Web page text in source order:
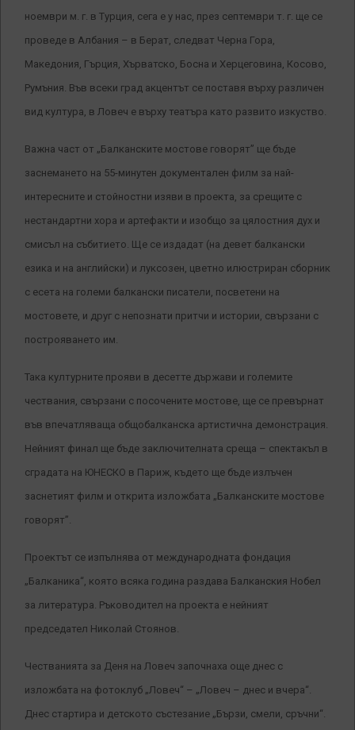
ноември м. г. в Турция, сега е у нас, през септември т. г. ще се
проведе в Албания – в Берат, следват Черна Гора,
Македония, Гърция, Хърватско, Босна и Херцеговина, Косово,
Румъния. Във всеки град акцентът се поставя върху различен
вид култура, в Ловеч е върху театъра като развито изкуство.
Важна част от „Балканските мостове говорят” ще бъде
заснемането на 55-минутен документален филм за най-
интересните и стойностни изяви в проекта, за срещите с
нестандартни хора и артефакти и изобщо за цялостния дух и
смисъл на събитието. Ще се издадат (на девет балкански
езика и на английски) и луксозен, цветно илюстриран сборник
с есета на големи балкански писатели, посветени на
мостовете, и друг с непознати притчи и истории, свързани с
построяването им.
Така културните прояви в десетте държави и големите
чествания, свързани с посочените мостове, ще се превърнат
във впечатляваща общобалканска артистична демонстрация.
Нейният финал ще бъде заключителната среща – спектакъл в
сградата на ЮНЕСКО в Париж, където ще бъде излъчен
заснетият филм и открита изложбата „Балканските мостове
говорят”.
Проектът се изпълнява от международната фондация
„Балканика“, която всяка година раздава Балканския Нобел
за литература. Ръководител на проекта е нейният
председател Николай Стоянов.
Честванията за Деня на Ловеч започнаха още днес с
изложбата на фотоклуб „Ловеч“ – „Ловеч – днес и вчера“.
Днес стартира и детското състезание „Бързи, смели, сръчни“.